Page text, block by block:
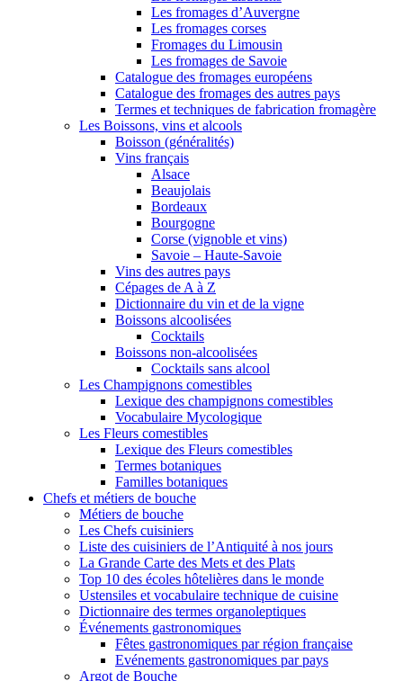
Les fromages d’Auvergne
Les fromages corses
Fromages du Limousin
Les fromages de Savoie
Catalogue des fromages européens
Catalogue des fromages des autres pays
Termes et techniques de fabrication fromagère
Les Boissons, vins et alcools
Boisson (généralités)
Vins français
Alsace
Beaujolais
Bordeaux
Bourgogne
Corse (vignoble et vins)
Savoie – Haute-Savoie
Vins des autres pays
Cépages de A à Z
Dictionnaire du vin et de la vigne
Boissons alcoolisées
Cocktails
Boissons non-alcoolisées
Cocktails sans alcool
Les Champignons comestibles
Lexique des champignons comestibles
Vocabulaire Mycologique
Les Fleurs comestibles
Lexique des Fleurs comestibles
Termes botaniques
Familles botaniques
Chefs et métiers de bouche
Métiers de bouche
Les Chefs cuisiniers
Liste des cuisiniers de l’Antiquité à nos jours
La Grande Carte des Mets et des Plats
Top 10 des écoles hôtelières dans le monde
Ustensiles et vocabulaire technique de cuisine
Dictionnaire des termes organoleptiques
Événements gastronomiques
Fêtes gastronomiques par région française
Evénements gastronomiques par pays
Argot de Bouche